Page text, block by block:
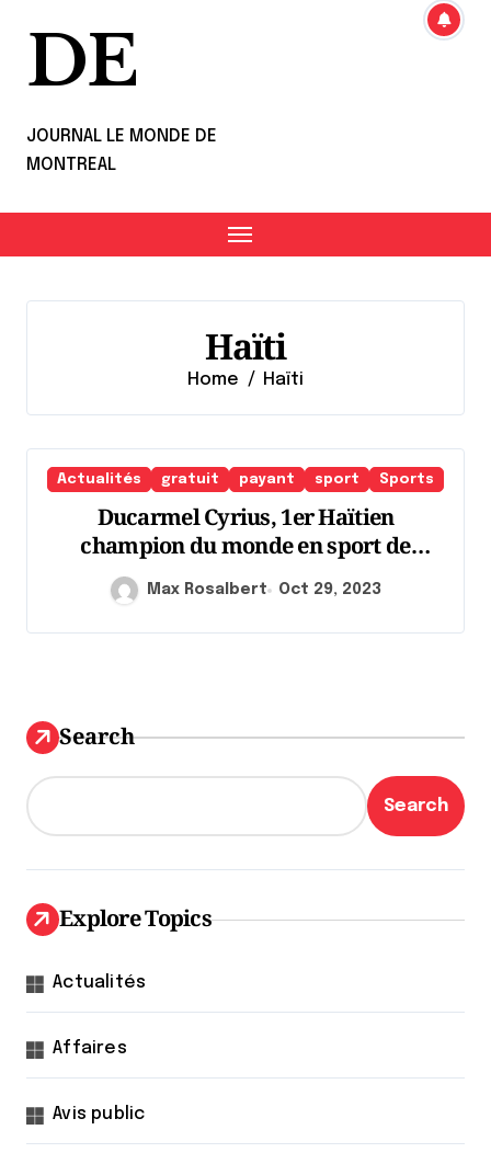
DE
JOURNAL LE MONDE DE
MONTREAL
Haïti
Home Haïti
Actualités gratuit payant sport Sports
Ducarmel Cyrius, 1er Haïtien
champion du monde en sport de
Max Rosalbert Oct 29, 2023
Search
Search
Explore Topics
Actualités
Affaires
Avis public